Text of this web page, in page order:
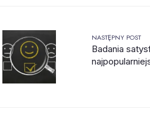
NASTĘPNY POST
Badania